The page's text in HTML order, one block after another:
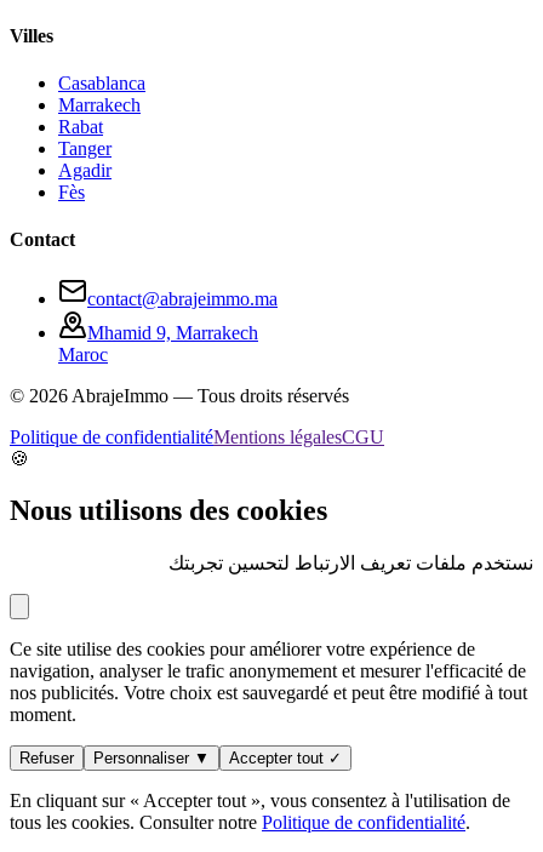
Villes
Casablanca
Marrakech
Rabat
Tanger
Agadir
Fès
Contact
contact@abrajeimmo.ma
Mhamid 9, Marrakech
Maroc
© 2026AbrajeImmo — Tous droits réservés
Politique de confidentialitéMentions légalesCGU
🍪
Nous utilisons des cookies
نستخدم ملفات تعريف الارتباط لتحسين تجربتك
Ce site utilise des cookies pour améliorer votre expérience de
navigation, analyser le trafic anonymement et mesurer l'efficacité de
nos publicités. Votre choix est sauvegardé et peut être modifié à tout
moment.
Refuser Personnaliser ▼ Accepter tout ✓
En cliquant sur « Accepter tout », vous consentez à l'utilisation de
tous les cookies. Consulter notre Politique de confidentialité.